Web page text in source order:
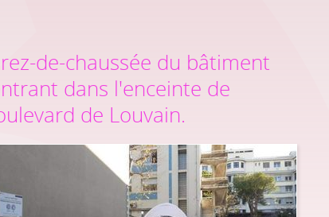
de-chaussée du bâtiment
dans l'enceinte de
de Louvain.